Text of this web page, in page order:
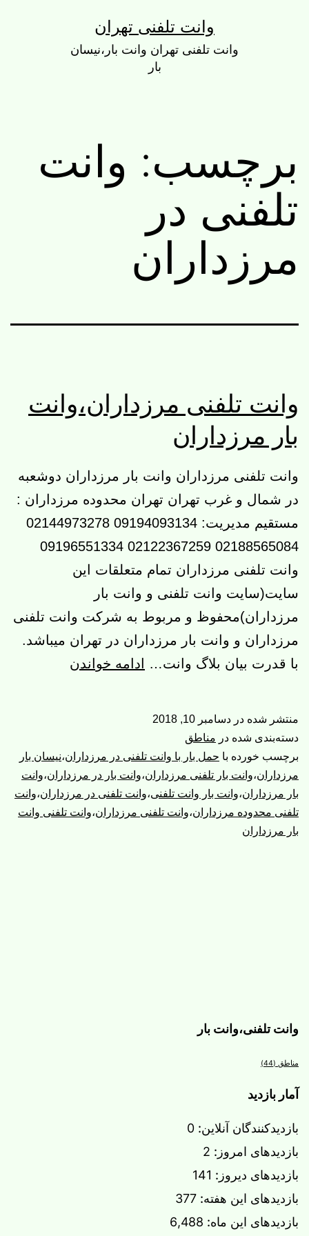
وانت تلفنی تهران
وانت تلفنی تهران وانت بار،نیسان
بار
برچسب: وانت
تلفنی در
مرزداران
وانت تلفنی مرزداران،وانت
بار مرزداران
وانت تلفنی مرزداران وانت بار مرزداران دوشعبه
در شمال و غرب تهران تهران محدوده مرزداران :
مستقیم مدیریت: 09194093134 02144973278
02188565084 02122367259 09196551334
وانت تلفنی مرزداران تمام متعلقات این
سایت(سایت وانت تلفنی و وانت بار
مرزداران)محفوظ و مربوط به شرکت وانت تلفنی
مرزداران و وانت بار مرزداران در تهران میباشد.
با قدرت بیان بلاگ وانت…
ادامه خواندن
مرزداران
منتشر شده در دسامبر 10, 2018
دسته‌بندی شده در مناطق
برچسب خورده با حمل بار با وانت تلفنی در مرزداران،نیسان بار
مرزداران،وانت بار تلفنی مرزداران،وانت بار در مرزداران،وانت
بار مرزداران،وانت بار وانت تلفنی،وانت تلفنی در مرزداران،وانت
تلفنی محدوده مرزداران،وانت تلفنی مرزداران،وانت تلفنی وانت
بار مرزداران
وانت تلفنی،وانت بار
مناطق (44)
آمار بازدید
بازدیدکنندگان آنلاین: 0
بازدیدهای امروز: 2
بازدیدهای دیروز: 141
بازدیدهای این هفته: 377
بازدیدهای این ماه: 6,488